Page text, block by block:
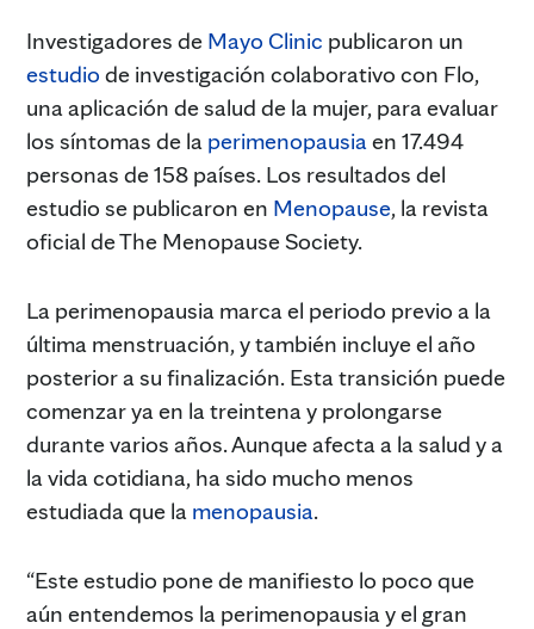
Investigadores de Mayo Clinic publicaron un
estudio de investigación colaborativo con Flo,
una aplicación de salud de la mujer, para evaluar
los síntomas de la perimenopausiaen 17.494
personas de 158 países. Los resultados del
estudio se publicaron en Menopause, la revista
oficial de The Menopause Society.
La perimenopausia marca el periodo previo a la
última menstruación, y también incluye el año
posterior a su finalización. Esta transición puede
comenzar ya en la treintena y prolongarse
durante varios años. Aunque afecta a la salud y a
la vida cotidiana, ha sido mucho menos
estudiada que la menopausia.
“Este estudio pone de manifiesto lo poco que
aún entendemos la perimenopausia y el gran